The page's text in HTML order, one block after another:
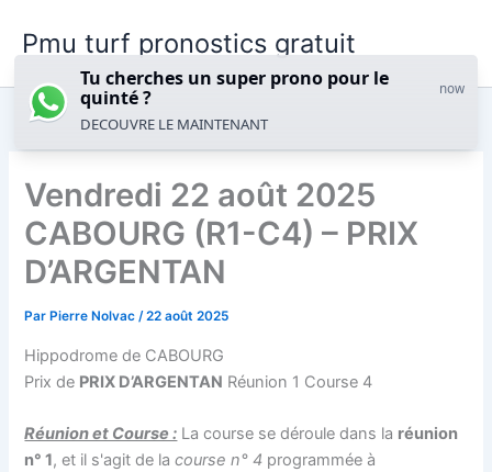
Pmu turf pronostics gratuit
Vendredi 22 août 2025
CABOURG (R1-C4) – PRIX
D’ARGENTAN
Par Pierre Nolvac/22 août 2025
Hippodrome de CABOURG
Prix de PRIX D’ARGENTAN Réunion 1 Course 4
Réunion et Course : La course se déroule dans la réunion
n° 1, et il s'agit de lacourse n° 4 programmée à
Tu cherches un super prono pour le
quinté ?
now
DECOUVRE LE MAINTENANT